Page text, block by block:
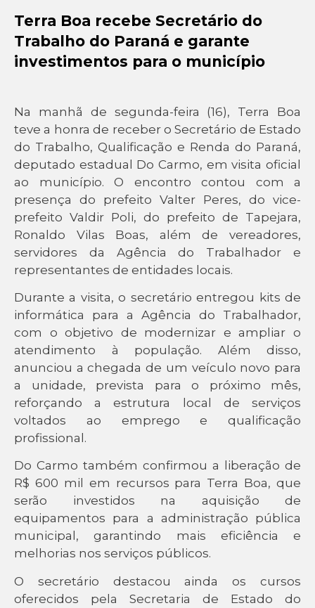
Terra Boa recebe Secretário do
Trabalho do Paraná e garante
investimentos para o município
Na manhã de segunda-feira (16), Terra Boa
teve a honra de receber o Secretário de Estado
do Trabalho, Qualificação e Renda do Paraná,
deputado estadual Do Carmo, em visita oficial
ao município. O encontro contou com a
presença do prefeito Valter Peres, do vice-
prefeito Valdir Poli, do prefeito de Tapejara,
Ronaldo Vilas Boas, além de vereadores,
servidores da Agência do Trabalhador e
representantes de entidades locais.
Durante a visita, o secretário entregou kits de
informática para a Agência do Trabalhador,
com o objetivo de modernizar e ampliar o
atendimento à população. Além disso,
anunciou a chegada de um veículo novo para
a unidade, prevista para o próximo mês,
reforçando a estrutura local de serviços
voltados ao emprego e qualificação
profissional.
Do Carmo também confirmou a liberação de
R$ 600 mil em recursos para Terra Boa, que
serão investidos na aquisição de
equipamentos para a administração pública
municipal, garantindo mais eficiência e
melhorias nos serviços públicos.
O secretário destacou ainda os cursos
oferecidos pela Secretaria de Estado do